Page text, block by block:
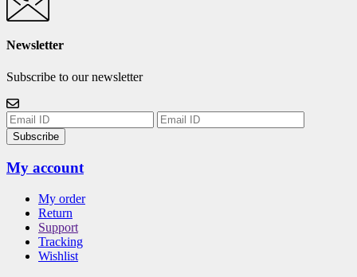
Newsletter
Subscribe to our newsletter
Subscribe
My account
My order
Return
Support
Tracking
Wishlist